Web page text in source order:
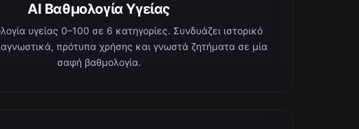
AI Βαθμολογία Υγείας
υγείας 0–100 σε 6 κατηγορίες. Συνδυάζει ιστορικό
πρότυπα χρήσης και γνωστά ζητήματα σε μία
σαφή βαθμολογία.